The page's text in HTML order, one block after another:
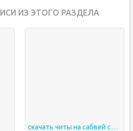
ИЗ ЭТОГО РАЗДЕЛА
скачать читы на сабвей серф